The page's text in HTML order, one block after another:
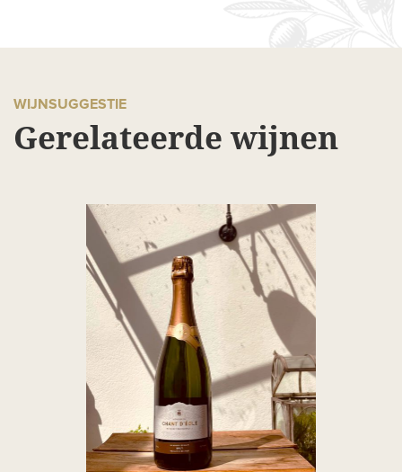
WIJNSUGGESTIE
Gerelateerde wijnen